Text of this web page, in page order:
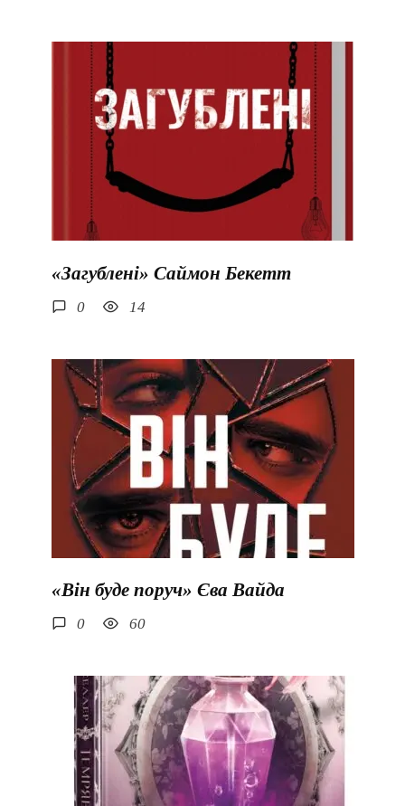
«Загублені» Саймон Бекетт
0 14
«Він буде поруч» Єва Вайда
0 60